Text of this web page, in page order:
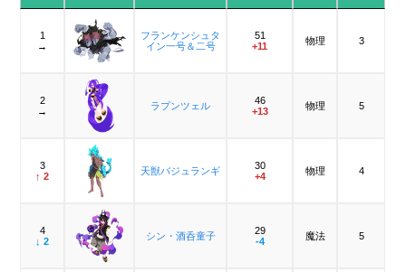
1
→
フランケンシュタ
イン一号＆二号
51
+11
物理 3
2
→
ラプンツェル
46
+13
物理 5
3
↑ 2
天獣バジュランギ
30
+4
物理 4
4
↓ 2
シン・酒呑童子
29
-4
魔法 5